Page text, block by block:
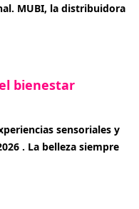
MUBI, la distribuidora
bienestar
sensoriales y
. La belleza siempre